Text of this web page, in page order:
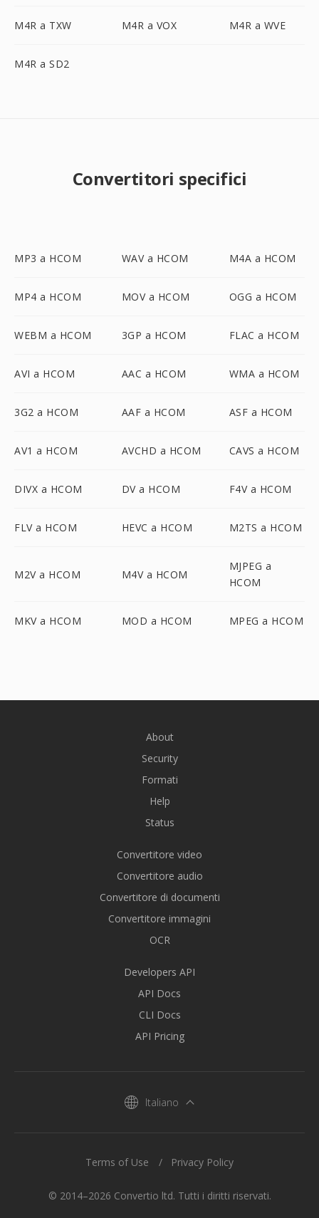
M4R a TXW M4R a VOX M4R a WVE
M4R a SD2
Convertitori specifici
MP3 a HCOM WAV a HCOM M4A a HCOM
MP4 a HCOM MOV a HCOM OGG a HCOM
WEBM a HCOM 3GP a HCOM FLAC a HCOM
AVI a HCOM AAC a HCOM WMA a HCOM
3G2 a HCOM AAF a HCOM ASF a HCOM
AV1 a HCOM AVCHD a HCOM CAVS a HCOM
DIVX a HCOM DV a HCOM F4V a HCOM
FLV a HCOM HEVC a HCOM M2TS a HCOM
M2V a HCOM M4V a HCOM
MJPEG a
HCOM
MKV a HCOM MOD a HCOM MPEG a HCOM
About
Security
Formati
Help
Status
Convertitore video
Convertitore audio
Convertitore di documenti
Convertitore immagini
OCR
Developers API
API Docs
CLI Docs
API Pricing
Italiano
© 2014–2026 Convertio ltd. Tutti i diritti riservati.
Terms of Use Privacy Policy